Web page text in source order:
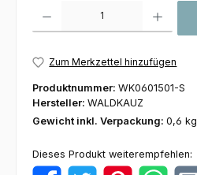
Zum Merkzettel hinzufügen
Produktnummer: WK0601501-S
Hersteller: WALDKAUZ
Gewicht inkl. Verpackung: 0,6 kg
Dieses Produkt weiterempfehlen: